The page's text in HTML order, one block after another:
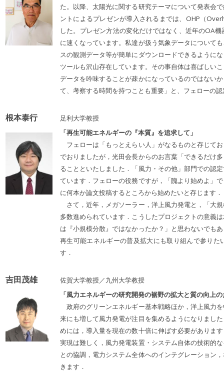
た。以降、太陽光に関する研究テーマについて発表会
ントによるプレゼンが導入されるまでは、OHP（
した。プレゼン方法の変化だけではなく、近年のOA
に速くなっています。私達が扱う気象データについて
スの観測データ等が簡単にダウンロードできるように
ツールも沢山存在しています。その事自体は喜ばしい
データを吟味することが疎かになっているのではない
て、考察する時間を持つことも重要」と、フェローの
根本泰行
足利大学教授
「再生可能エネルギーの『本質』を追求して」
フェローは「もっとえらい人」がなるものと存じて
でおりましたが，光田会長からのお言葉「できるだけ
ることといたしました．「風力・その他」部門での認
ています．フェローの役務ですが，「隗より始めよ」
に何本か論文投稿するところから始めたいと存じます．
さて，近年，メガソーラー，洋上風力発電と，「大
多数進められています．こうしたプロジェクトの意義
は『小規模分散』ではなかったか？」と思わないでも
再生可能エネルギーの普及拡大にも取り組んで参り
す．
吉田茂雄
佐賀大学教授／九州大学教授
「風力エネルギーの研究開発の裾野の拡大と質の向上
政府のグリーンエネルギー基本戦略ほか，洋上風力
来にも増して風力発電が注目を集めるようになりまし
めには，導入量を現在の数十倍に伸ばす必要がありま
実現は難しく，風力発電装置・システム自体の技術的
との協調，電力システム全体へのインテグレーション
きます．